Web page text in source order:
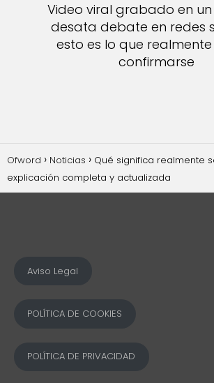
Video viral grabado en
desata debate en redes
esto es lo que
confirmarse
Ofword Noticias
Qué significa realmente
explicación completa y actualizada
Aviso Legal
POLÍTICA DE COOKIES
POLÍTICA DE PRIVACIDAD